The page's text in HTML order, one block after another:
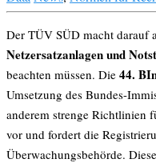
Der TÜV SÜD macht darauf
Netzersatzanlagen und
beachten müssen. Die 44.
Umsetzung des Bundes-
anderem strenge Richtlinien
vor und fordert die
Überwachungsbehörde.